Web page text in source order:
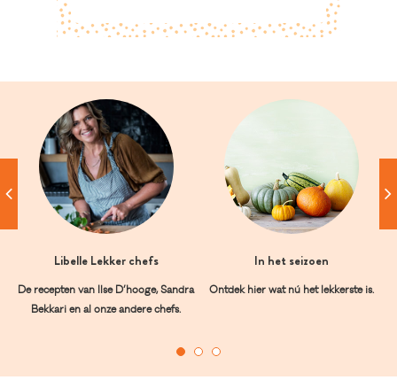
Libelle Lekker chefs
De recepten van Ilse D’hooge, Sandra
Bekkari en al onze andere chefs.
In het seizoen
Ontdek hier wat nú het lekkerste is.